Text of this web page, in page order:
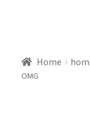
Home
OMG